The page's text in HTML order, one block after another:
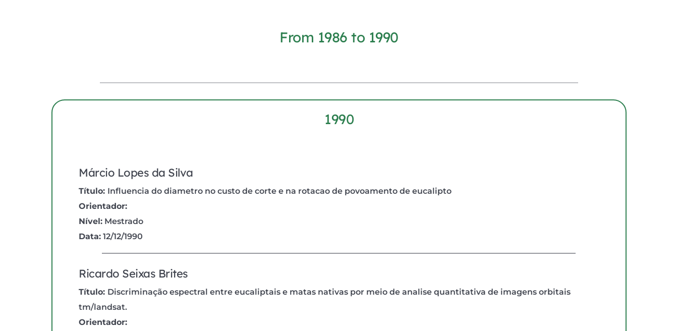
From 1986 to 1990
1990
Márcio Lopes da Silva
Título: Influencia do diametro no custo de corte e na rotacao de povoamento de eucalipto
Orientador:
Nível: Mestrado
Data: 12/12/1990
Ricardo Seixas Brites
Título: Discriminação espectral entre eucaliptais e matas nativas por meio de analise quantitativa de imagens orbitais
tm/landsat.
Orientador: